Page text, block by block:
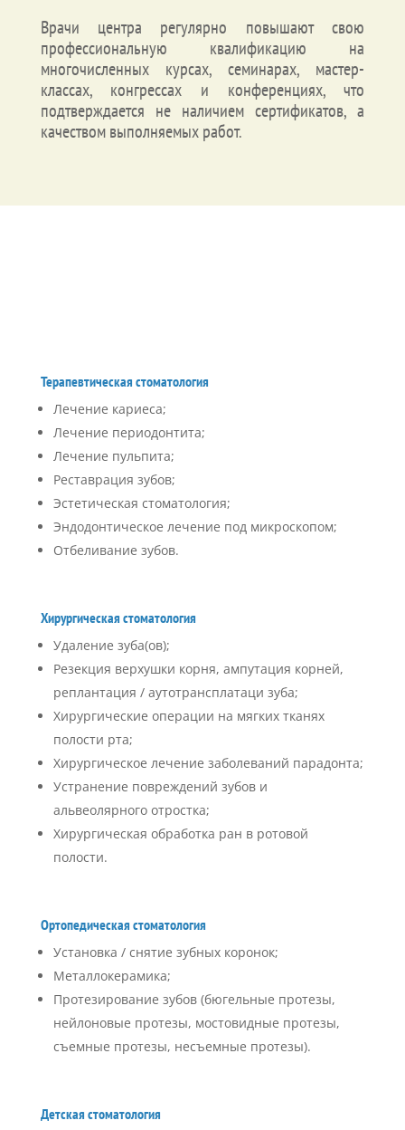
Врачи центра регулярно повышают свою
профессиональную квалификацию на
многочисленных курсах, семинарах, мастер-
классах, конгрессах и конференциях, что
подтверждается не наличием сертификатов, а
качеством выполняемых работ.
Терапевтическая стоматология
Лечение кариеса;
Лечение периодонтита;
Лечение пульпита;
Реставрация зубов;
Эстетическая стоматология;
Эндодонтическое лечение под микроскопом;
Отбеливание зубов.
Хирургическая стоматология
Удаление зуба(ов);
Резекция верхушки корня, ампутация корней,
реплантация / аутотрансплатаци зуба;
Хирургические операции на мягких тканях
полости рта;
Хирургическое лечение заболеваний парадонта;
Устранение повреждений зубов и
альвеолярного отростка;
Хирургическая обработка ран в ротовой
полости.
Ортопедическая стоматология
Установка / снятие зубных коронок;
Металлокерамика;
Протезирование зубов (бюгельные протезы,
нейлоновые протезы, мостовидные протезы,
съемные протезы, несъемные протезы).
Детская стоматология